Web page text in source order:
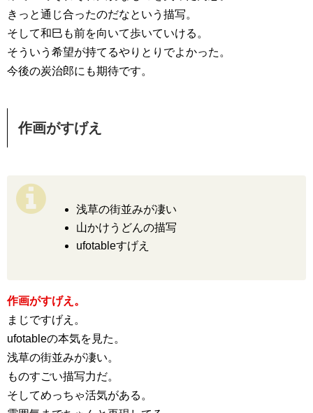
きっと通じ合ったのだなという描写。
そして和巳も前を向いて歩いていける。
そういう希望が持てるやりとりでよかった。
今後の炭治郎にも期待です。
作画がすげえ
浅草の街並みが凄い
山かけうどんの描写
ufotableすげえ
作画がすげえ。
まじですげえ。
ufotableの本気を見た。
浅草の街並みが凄い。
ものすごい描写力だ。
そしてめっちゃ活気がある。